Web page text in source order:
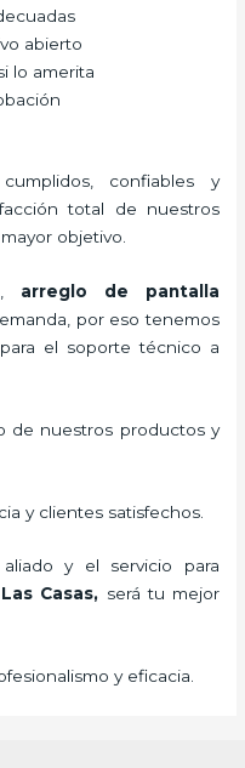
abierto
lo amerita
confiables y
total de nuestros
objetivo.
arreglo de pantalla
por eso tenemos
el soporte técnico a
de nuestros productos y
y clientes satisfechos.
y el servicio para
Casas, será tu mejor
y eficacia.